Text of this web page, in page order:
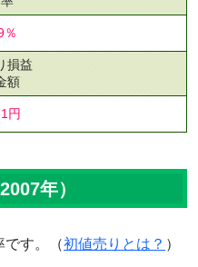
％
損益
額
円
年）
です。（初値売りとは？ ）